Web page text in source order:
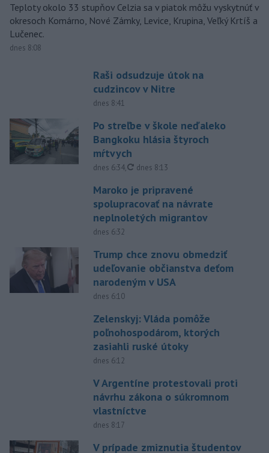
Teploty okolo 33 stupňov Celzia sa v piatok môžu vyskytnúť v
okresoch Komárno, Nové Zámky, Levice, Krupina, Veľký Krtíš a
Lučenec.
dnes 8:08
Raši odsudzuje útok na
cudzincov v Nitre
dnes 8:41
Po streľbe v škole neďaleko
Bangkoku hlásia štyroch
mŕtvych
dnes 6:34, aktualizované
dnes 8:13
Maroko je pripravené
spolupracovať na návrate
neplnoletých migrantov
dnes 6:32
Trump chce znovu obmedziť
udeľovanie občianstva deťom
narodeným v USA
dnes 6:10
Zelenskyj: Vláda pomôže
poľnohospodárom, ktorých
zasiahli ruské útoky
dnes 6:12
V Argentíne protestovali proti
návrhu zákona o súkromnom
vlastníctve
dnes 8:17
V prípade zmiznutia študentov